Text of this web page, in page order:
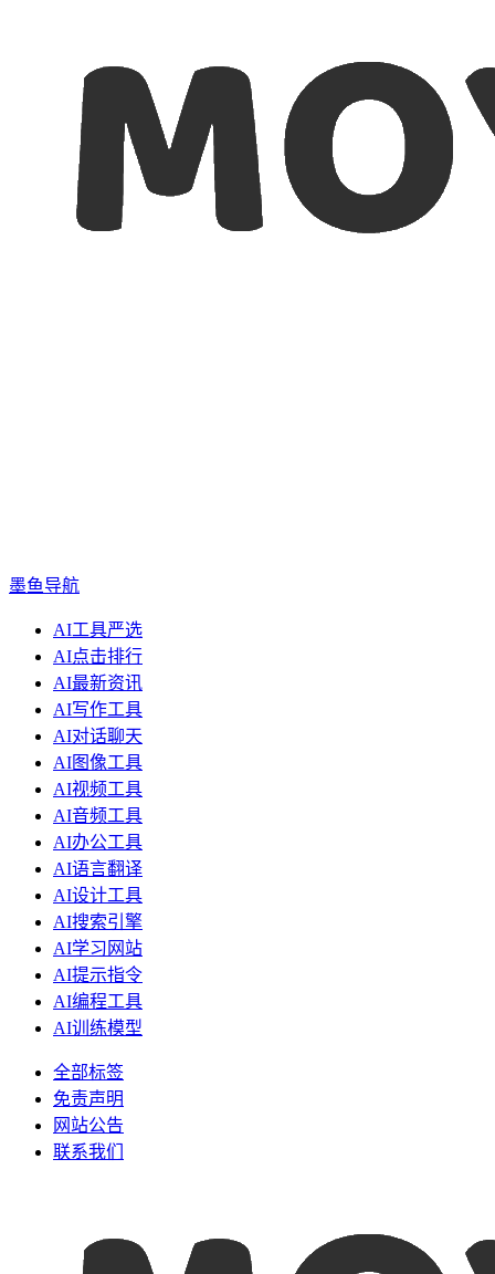
墨鱼导航
AI工具严选
AI点击排行
AI最新资讯
AI写作工具
AI对话聊天
AI图像工具
AI视频工具
AI音频工具
AI办公工具
AI语言翻译
AI设计工具
AI搜索引擎
AI学习网站
AI提示指令
AI编程工具
AI训练模型
全部标签
免责声明
网站公告
联系我们